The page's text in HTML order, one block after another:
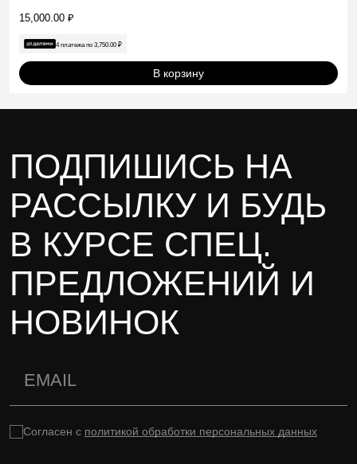
15,000.00 ₽
4 платежа по 3,750.00 ₽
В корзину
ПОДПИШИСЬ НА
РАССЫЛКУ И БУДЬ
В КУРСЕ СПЕЦ.
ПРЕДЛОЖЕНИЙ И
НОВИНОК
Согласен с политикой обработки персональных данных